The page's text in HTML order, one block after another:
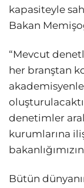
kapasiteyle
Bakan
“Mevcut
her branştan
denetimler
kurumlarına
Bütün